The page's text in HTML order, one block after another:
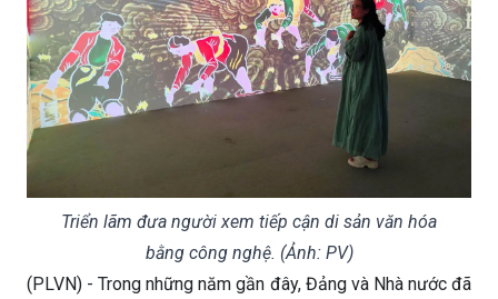
Triển lãm đưa người xem tiếp cận di sản văn hóa
bằng công nghệ. (Ảnh: PV)
(PLVN) - Trong những năm gần đây, Đảng và Nhà nước đã